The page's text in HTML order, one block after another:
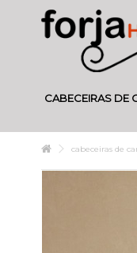
CABECEIRAS DE
cabeceiras de